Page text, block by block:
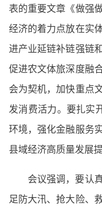
表的重要文章《做强
经济的着力点放在实
进产业延链补链强链
促进农文体旅深度融
会为契机，加快重点
发消费活力。要扎实
环境，强化金融服务
县域经济高质量发展
会议强调，要认
足防大汛、抢大险、